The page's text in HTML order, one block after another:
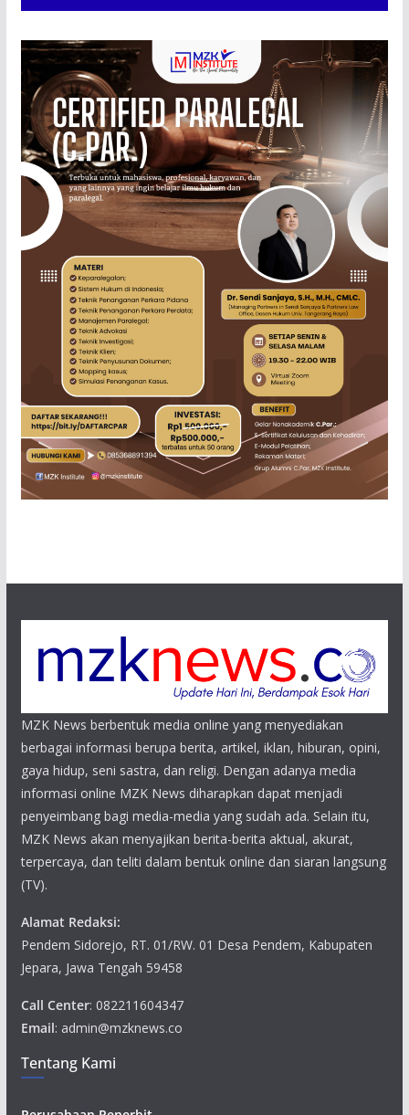
MZK News berbentuk media online yang menyediakan
berbagai informasi berupa berita, artikel, iklan, hiburan, opini,
gaya hidup, seni sastra, dan religi. Dengan adanya media
informasi online MZK News diharapkan dapat menjadi
penyeimbang bagi media-media yang sudah ada. Selain itu,
MZK News akan menyajikan berita-berita aktual, akurat,
terpercaya, dan teliti dalam bentuk online dan siaran langsung
(TV).
Alamat Redaksi:
Pendem Sidorejo, RT. 01/RW. 01 Desa Pendem, Kabupaten
Jepara, Jawa Tengah 59458
Call Center: 082211604347
Email: admin@mzknews.co
Tentang Kami